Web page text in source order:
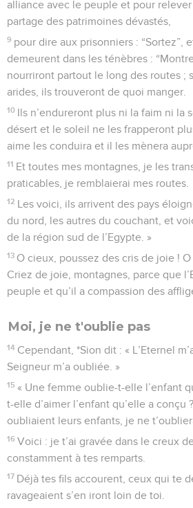
alliance avec le peuple et pour
partage des patrimoines dévastés,
9 pour dire aux prisonniers : “Sortez”,
demeurent dans les ténèbres :
nourriront partout le long des routes ;
arides, ils trouveront de quoi manger.
10 Ils n’endureront plus ni la faim ni la
désert et le soleil ne les frapperont
aime les conduira et il les mènera
11 Et toutes mes montagnes, je les
praticables, je remblaierai mes routes.
12 Les voici, ils arrivent des pays
du nord, les autres du couchant, et
de la région sud de l’Egypte. »
13 O cieux, poussez des cris de joie !
Criez de joie, montagnes, parce que
peuple et qu’il a compassion des
Moi, je ne t'oublie pas
14 Cependant, *Sion dit : « L’Eternel
Seigneur m’a oubliée. »
15 « Une femme oublie-t-elle l’enfant
t-elle d’aimer l’enfant qu’elle a conçu
oubliaient leurs enfants, je ne
16 Voici : je t’ai gravée dans le creux
constamment à tes remparts.
17 Déjà tes fils accourent, ceux qui te
ravageaient s’en iront loin de toi.